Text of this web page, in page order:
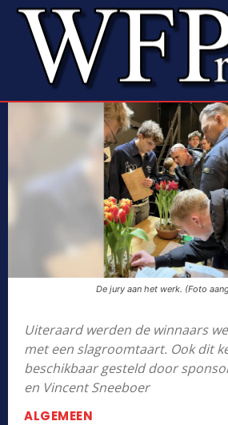
De jury aan het werk. (Foto
Uiteraard werden de winnaars
met een slagroomtaart. Ook dit
beschikbaar gesteld door
en Vincent Sneeboer
ALGEMEEN